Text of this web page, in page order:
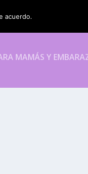
MAMÁS Y
acuerdo.